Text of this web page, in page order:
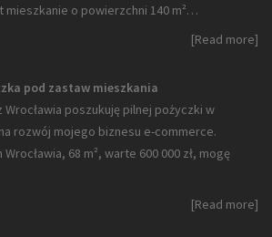
o powierzchni 140 m²…
[Read more]
pod zastaw mieszkania
poszukuję pilnej pożyczki w
rozwój mojego biznesu e-commerce.
68 m², warte 600 000 zł, mogę
[Read more]